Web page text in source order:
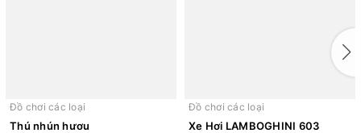
Đồ chơi các loại
Thú nhún hươu
Đồ chơi các loại
Xe Hơi LAMBOGHINI 603